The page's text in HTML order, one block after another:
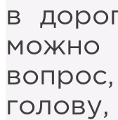
в
можно